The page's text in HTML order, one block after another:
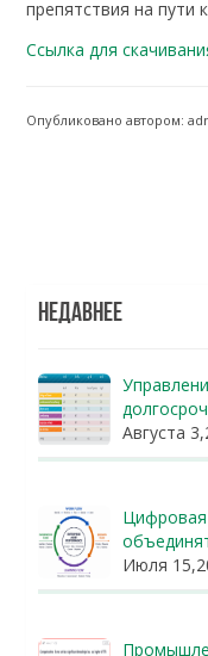
препятствия на пути
Ссылка для
Опубликовано автором:
НЕДАВНЕЕ
Августа
Июля